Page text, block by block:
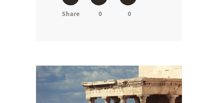
Share 0 0